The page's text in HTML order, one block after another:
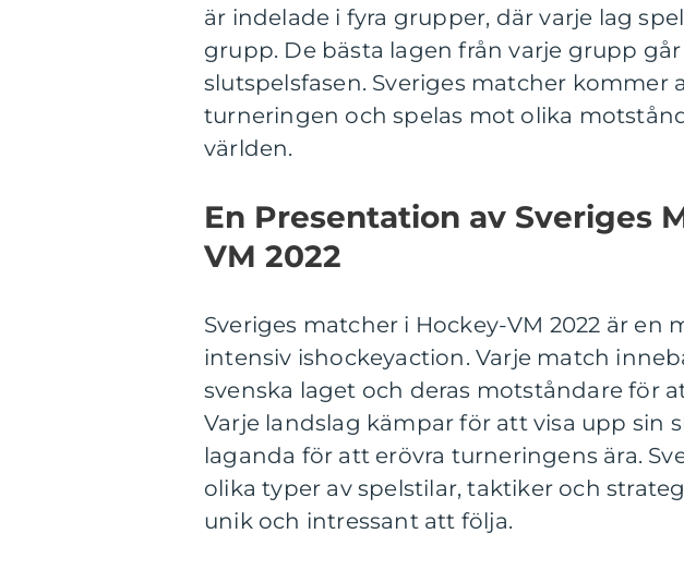
är indelade i fyra grupper, där varje lag
grupp. De bästa lagen från varje grupp
slutspelsfasen. Sveriges matcher kommer
turneringen och spelas mot olika
världen.
En Presentation av Sveriges
VM 2022
Sveriges matcher i Hockey-VM 2022 är en
intensiv ishockeyaction. Varje match
svenska laget och deras motståndare för
Varje landslag kämpar för att visa upp sin
laganda för att erövra turneringens ära.
olika typer av spelstilar, taktiker och
unik och intressant att följa.